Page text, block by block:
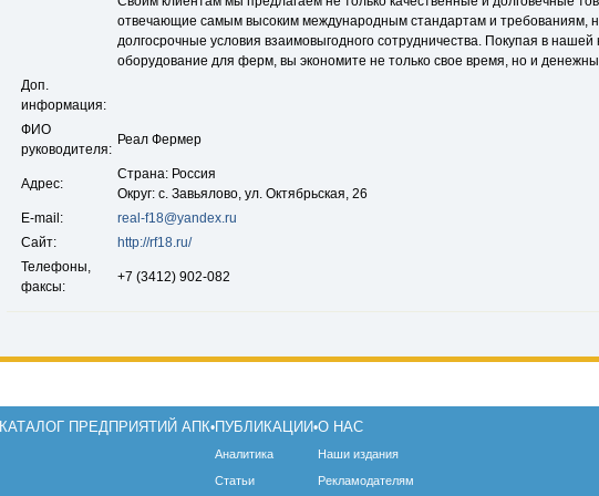
отвечающие самым высоким международным стандартам и требованиям,
долгосрочные условия взаимовыгодного сотрудничества. Покупая в нашей
оборудование для ферм, вы экономите не только свое время, но и
Доп.
информация:
ФИО
руководителя:
Реал Фермер
Адрес:
Страна: Россия
Округ: с. Завьялово, ул. Октябрьская, 26
E-mail:
real-f18@yandex.ru
Сайт:
http://rf18.ru/
Телефоны,
факсы:
+7 (3412) 902-082
КАТАЛОГ ПРЕДПРИЯТИЙ АПК•ПУБЛИКАЦИИ
Аналитика
Статьи
•О НАС
Наши издания
Рекламодателям